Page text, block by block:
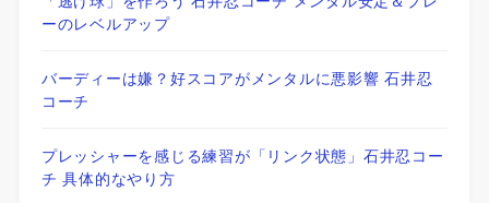
ーのレベルアップ
バーディーは嫌？好スコアがメンタルに悪影響 石井忍
コーチ
プレッシャーを感じる練習が「リンク状態」石井忍コー
チ 具体的なやり方